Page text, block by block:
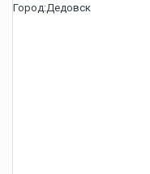
Город:Дедовск